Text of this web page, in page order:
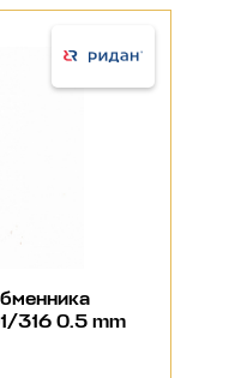
316 0.5 mm